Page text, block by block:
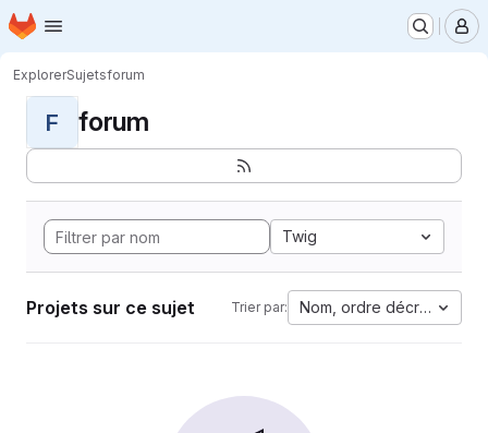
Passer au contenu principal
Page d'accueil
ExplorerSujetsforum
F forum
Twig
Projets sur ce sujet Trier par: Nom, ordre décroissant